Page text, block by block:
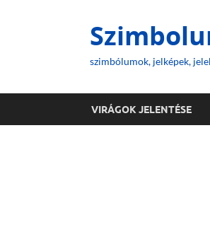
szimbólumok, jelképek,
VIRÁGOK JELENTÉSE